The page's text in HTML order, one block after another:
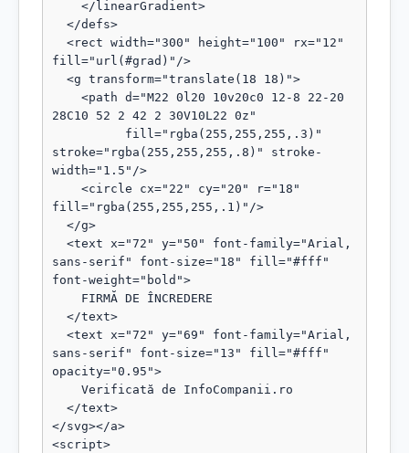
fill="url(#grad)"/>
28C10 52 2 42 2 30V10L22 0z"
stroke="rgba(255,255,255,.8)" stroke-
width="1.5"/>
fill="rgba(255,255,255,.1)"/>
sans-serif" font-size="18" fill="#fff"
font-weight="bold">
sans-serif" font-size="13" fill="#fff"
opacity="0.95">
</svg></a>
<script>